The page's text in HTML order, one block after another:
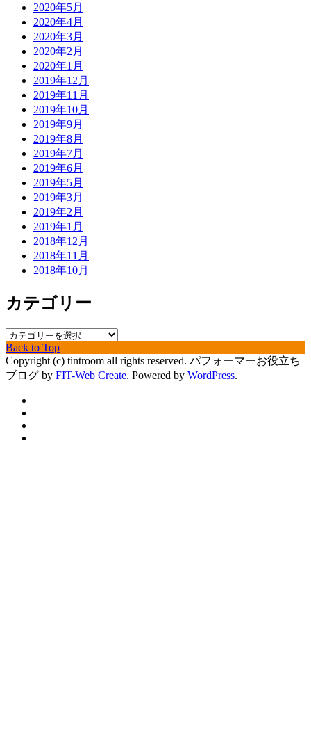
2020年5月
2020年4月
2020年3月
2020年2月
2020年1月
2019年12月
2019年11月
2019年10月
2019年9月
2019年8月
2019年7月
2019年6月
2019年5月
2019年3月
2019年2月
2019年1月
2018年12月
2018年11月
2018年10月
カテゴリー
カ
テ
ゴ
リ
Back to Top
Copyright (c) tintroom all rights reserved. パフォーマーお役立ち
ブログ by FIT-Web Create. Powered by WordPress.